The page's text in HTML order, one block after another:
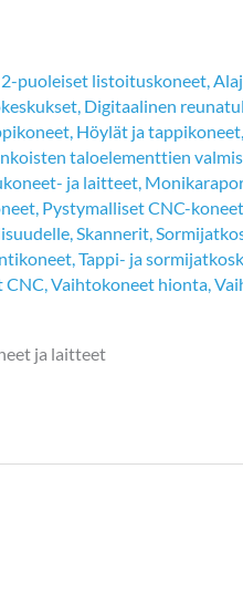
2-puoleiset listoituskoneet,
, Digitaalinen
, Höylät ja tappikoneet,
taloelementtien
ja laitteet,
, Pystymalliset CNC-koneet
,Skannerit,
,Tappi- ja
CNC,Vaihtokoneet hionta,
ja laitteet